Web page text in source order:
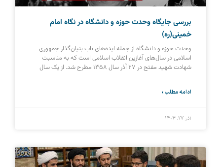
بررسی جایگاه وحدت حوزه و دانشگاه در نگاه امام
خمینی(ره)
وحدت حوزه و دانشگاه از جمله ایده‌های ناب بنیان‌گذار جمهوری
اسلامی در سال‌های آغازین انقلاب اسلامی است که به مناسبت
شهادت شهید مفتح در ۲۷ آذر سال ۱۳۵۸ مطرح شد. از یک سال
ادامه مطلب »
آذر ۲۷, ۱۴۰۴